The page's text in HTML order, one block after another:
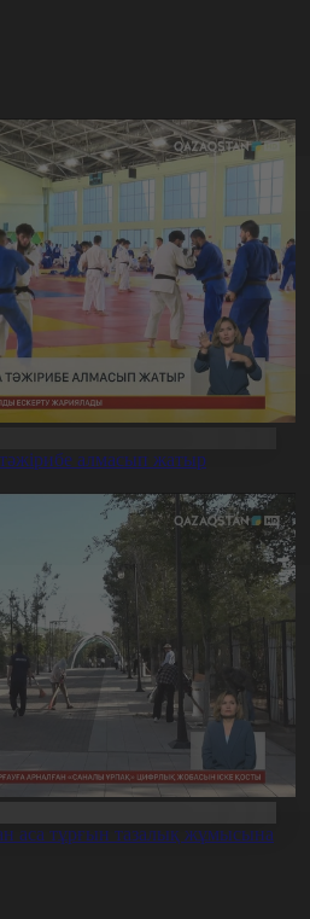
алмасып жатыр
аса тұрғын тазалық жұмысына